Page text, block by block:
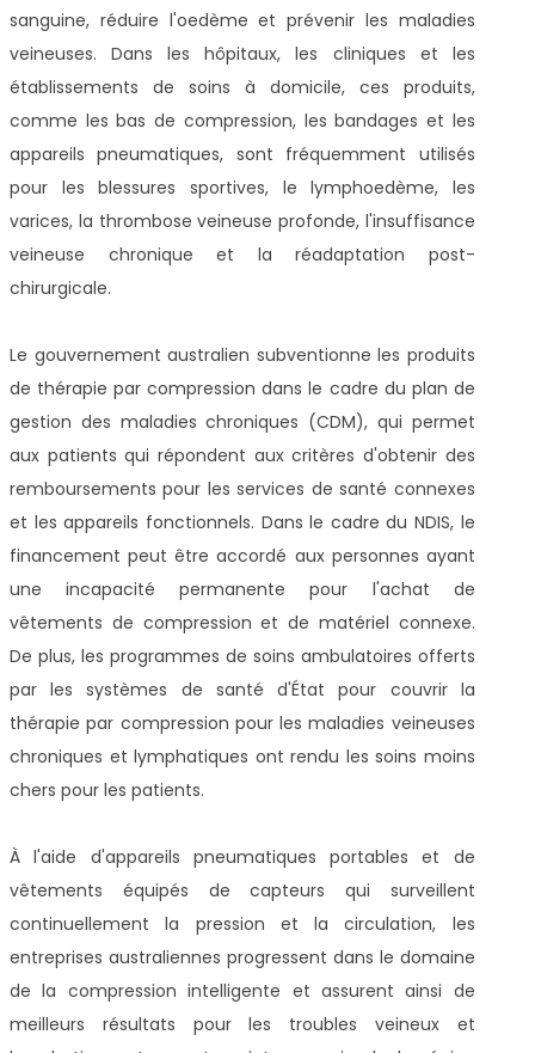
sanguine, réduire l'oedème et prévenir les maladies
veineuses. Dans les hôpitaux, les cliniques et les
établissements de soins à domicile, ces produits,
comme les bas de compression, les bandages et les
appareils pneumatiques, sont fréquemment utilisés
pour les blessures sportives, le lymphoedème, les
varices, la thrombose veineuse profonde, l'insuffisance
veineuse chronique et la réadaptation post-
chirurgicale.
Le gouvernement australien subventionne les produits
de thérapie par compression dans le cadre du plan de
gestion des maladies chroniques (CDM), qui permet
aux patients qui répondent aux critères d'obtenir des
remboursements pour les services de santé connexes
et les appareils fonctionnels. Dans le cadre du NDIS, le
financement peut être accordé aux personnes ayant
une incapacité permanente pour l'achat de
vêtements de compression et de matériel connexe.
De plus, les programmes de soins ambulatoires offerts
par les systèmes de santé d'État pour couvrir la
thérapie par compression pour les maladies veineuses
chroniques et lymphatiques ont rendu les soins moins
chers pour les patients.
À l'aide d'appareils pneumatiques portables et de
vêtements équipés de capteurs qui surveillent
continuellement la pression et la circulation, les
entreprises australiennes progressent dans le domaine
de la compression intelligente et assurent ainsi de
meilleurs résultats pour les troubles veineux et